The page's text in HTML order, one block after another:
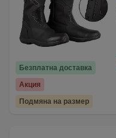
Безплатна доставка
Акция
Подмяна на размер